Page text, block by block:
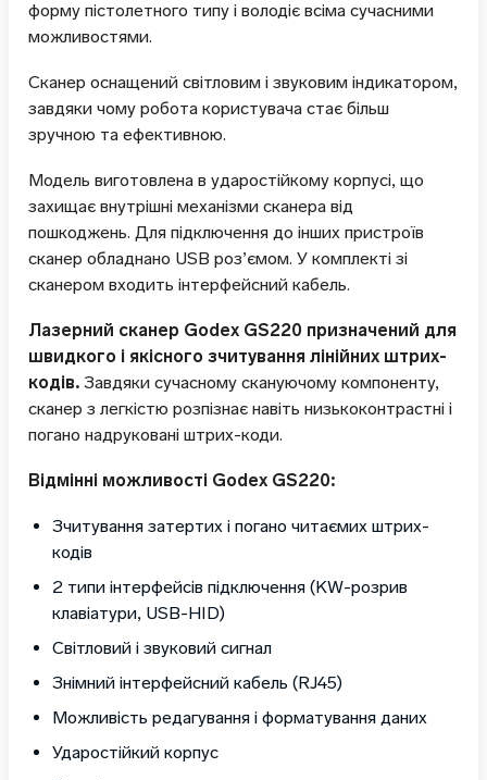
форму пістолетного типу і володіє всіма сучасними
можливостями.
Сканер оснащений світловим і звуковим індикатором,
завдяки чому робота користувача стає більш
зручною та ефективною.
Модель виготовлена в ударостійкому корпусі, що
захищає внутрішні механізми сканера від
пошкоджень. Для підключення до інших пристроїв
сканер обладнано USB роз’ємом. У комплекті зі
сканером входить інтерфейсний кабель.
Лазерний сканер Godex GS220 призначений для
швидкого і якісного зчитування лінійних штрих-
кодів. Завдяки сучасному скануючому компоненту,
сканер з легкістю розпізнає навіть низькоконтрастні і
погано надруковані штрих-коди.
Відмінні можливості Godex GS220:
Зчитування затертих і погано читаємих штрих-
кодів
2 типи інтерфейсів підключення (KW-розрив
клавіатури, USB-HID)
Світловий і звуковий сигнал
Знімний інтерфейсний кабель (RJ45)
Можливість редагування і форматування даних
Ударостійкий корпус